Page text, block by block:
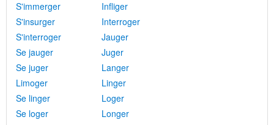
S'immerger
Infliger
S'insurger
Interroger
S'interroger
Jauger
Se jauger
Juger
Se juger
Langer
Limoger
Linger
Se linger
Loger
Se loger
Longer